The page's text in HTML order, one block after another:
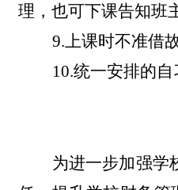
理，也可下课告知班
9.上课时不准借
10.统一安排的
为进一步加强学